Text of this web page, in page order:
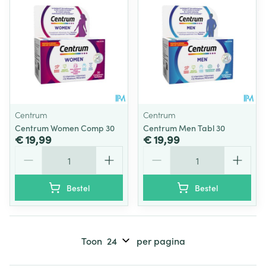
Centrum
Centrum Women Comp 30
€ 19,99
Bestel
Centrum
Centrum Men Tabl 30
€ 19,99
Bestel
Toon per pagina